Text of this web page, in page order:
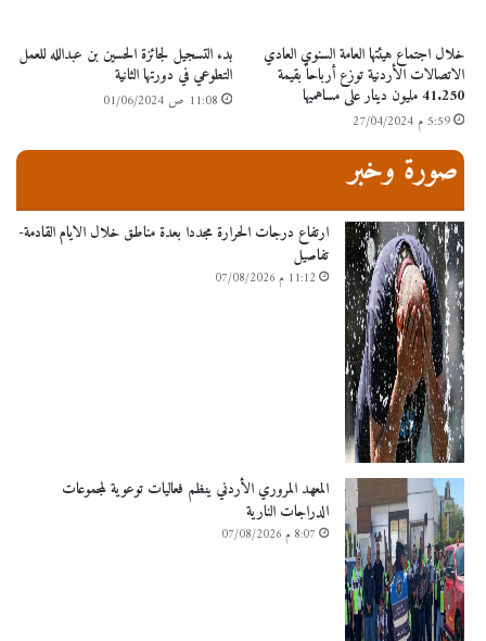
خلال اجتماع هيئتها العامة السنوي العادي
الاتصالات الأردنية توزع أرباحاً بقيمة
41.250 مليون دينار على مساهميها
5:59 م 27/04/2024
بدء التسجيل لجائزة الحسين بن عبدالله للعمل
التطوعي في دورتها الثانية
11:08 ص 01/06/2024
صورة وخبر
ارتفاع درجات الحرارة مجددا بعدة مناطق خلال الايام القادمة-
تفاصيل
11:12 م 07/08/2026
المعهد المروري الأردني ينظم فعاليات توعوية لمجموعات
الدراجات النارية
8:07 م 07/08/2026